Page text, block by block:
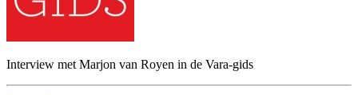
Interview met Marjon van Royen in de Vara-gids